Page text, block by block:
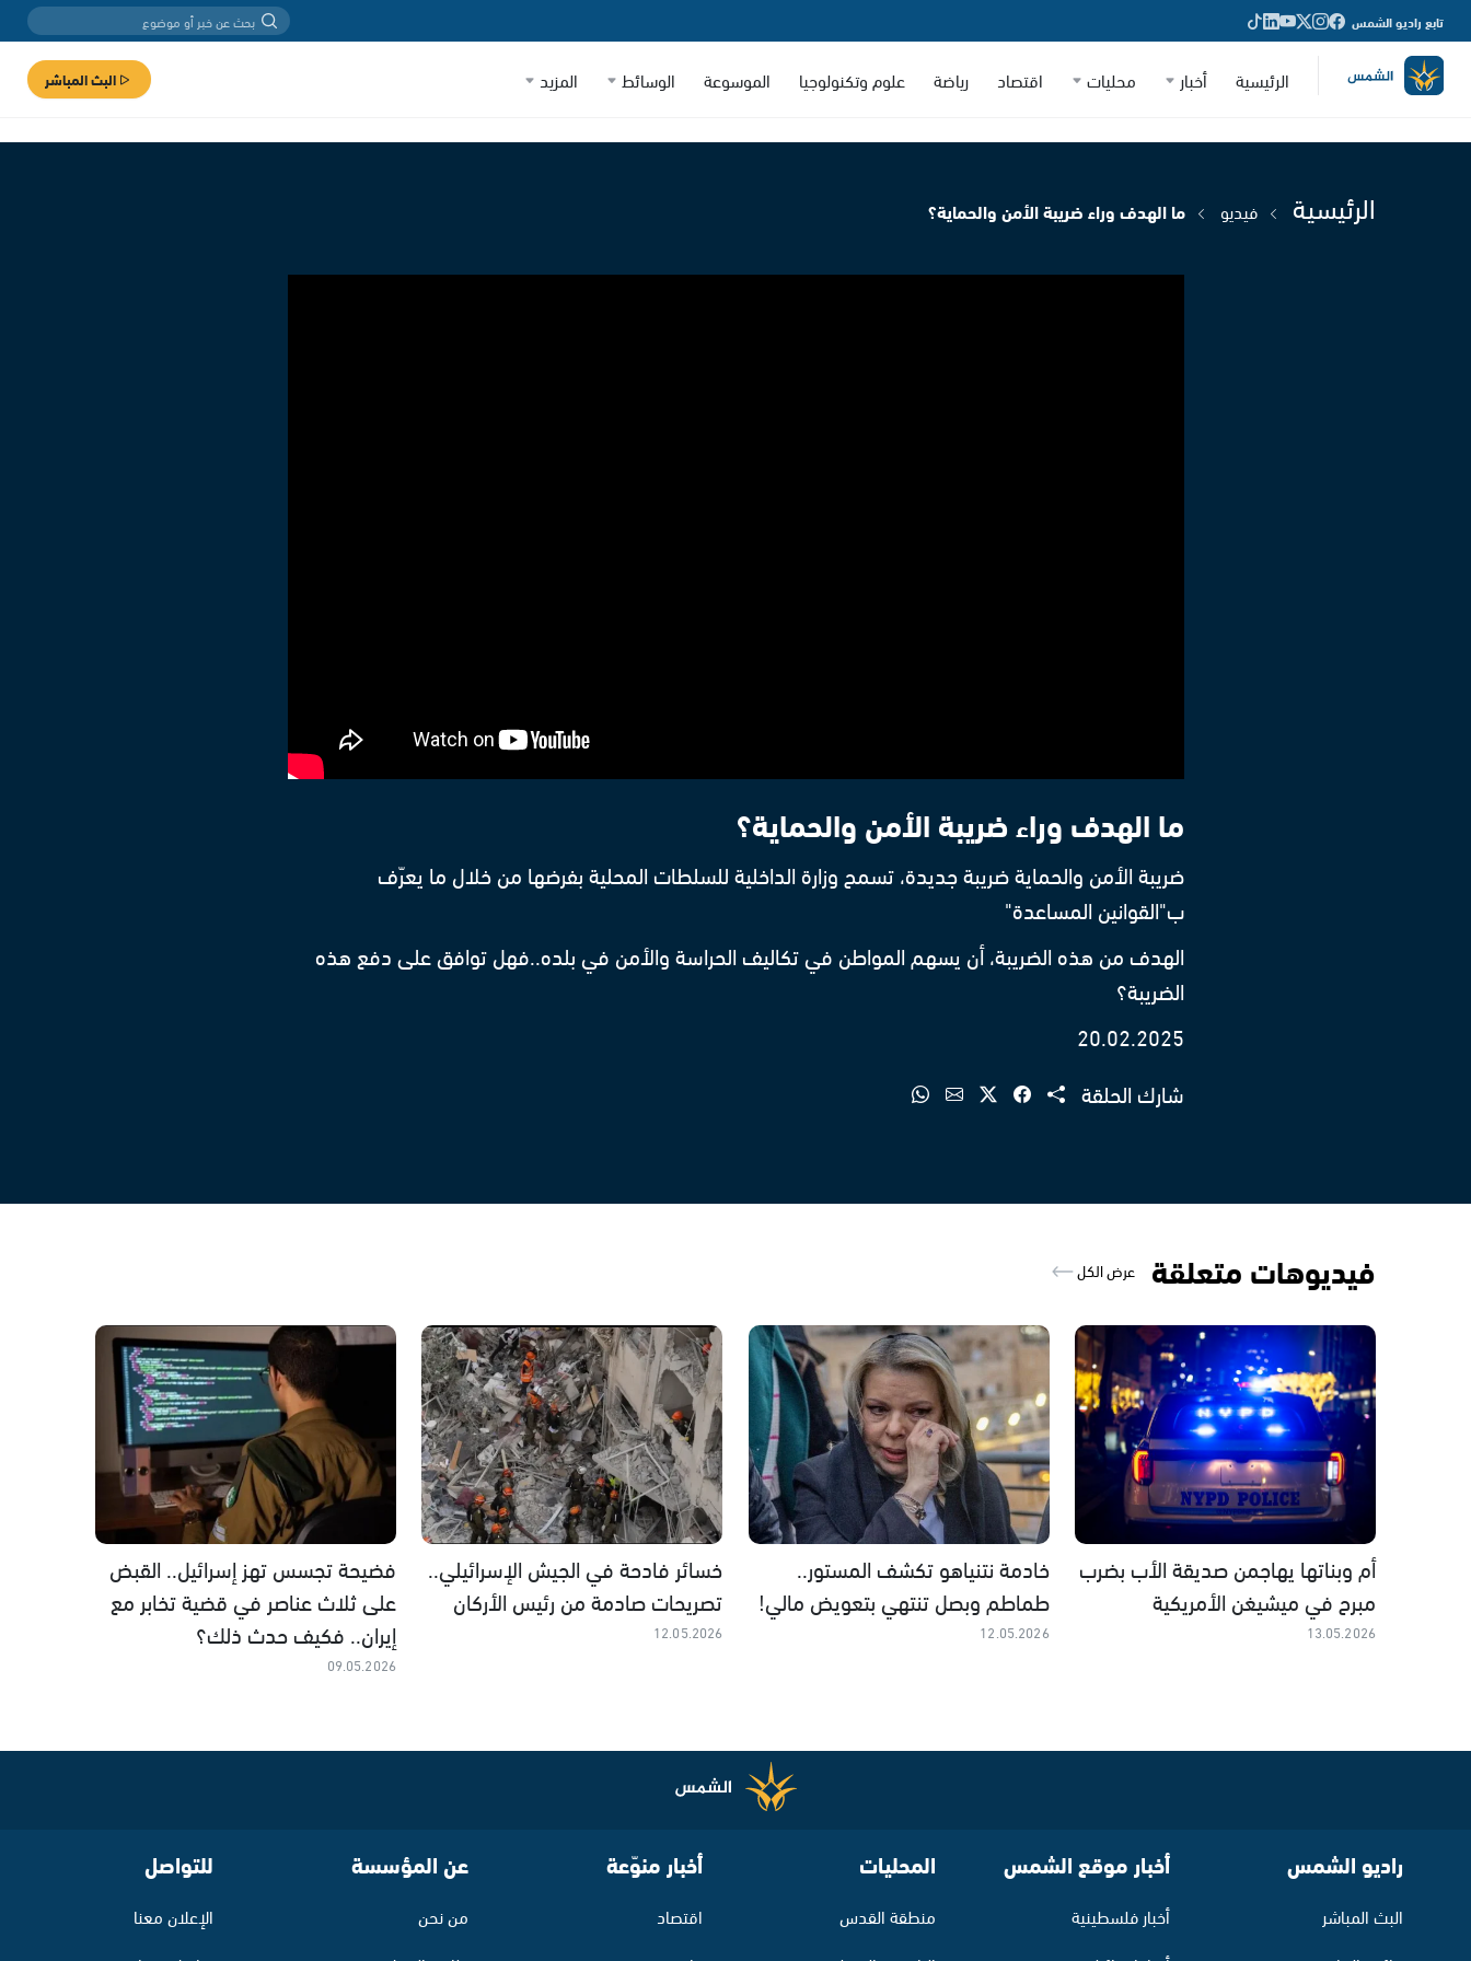
تابع راديو الشمس
الرئيسية أخبار محليات اقتصاد رياضة علوم وتكنولوجيا الموسوعة الوسائط المزيد البث المباشر
الرئيسية فيديو ما الهدف وراء ضريبة الأمن والحماية؟
ما الهدف وراء ضريبة الأمن والحماية؟
ضريبة الأمن والحماية ضريبة جديدة، تسمح وزارة الداخلية للسلطات المحلية بفرضها من خلال ما يعرّف
ب"القوانين المساعدة"
الهدف من هذه الضريبة، أن يسهم المواطن في تكاليف الحراسة والأمن في بلده..فهل توافق على دفع هذه
الضريبة؟
20.02.2025
شارك الحلقة
فيديوهات متعلقة عرض الكل
أم وبناتها يهاجمن صديقة الأب بضرب
مبرح في ميشيغن الأمريكية
13.05.2026
خادمة نتنياهو تكشف المستور..
طماطم وبصل تنتهي بتعويض مالي!
12.05.2026
خسائر فادحة في الجيش الإسرائيلي..
تصريحات صادمة من رئيس الأركان
12.05.2026
فضيحة تجسس تهز إسرائيل.. القبض
على ثلاث عناصر في قضية تخابر مع
إيران.. فكيف حدث ذلك؟
09.05.2026
راديو الشمس
البث المباشر
أخبار موقع الشمس
أخبار فلسطينية
المحليات
منطقة القدس
أخبار منوّعة
اقتصاد
عن المؤسسة
من نحن
للتواصل
الإعلان معنا